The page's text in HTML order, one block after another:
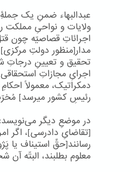
عبدالبهاء ضمنِ یک
ولایات و نواحیِ مملکت
اجرائاتِ قصاصیّه چون
مدار[منظور دولتِ
تحقیق و تعیینِ درجاتِ
اجرایِ مجازاتِ
دمکراتیک، معمولاً
رئیسِ کشور میرسد]
در موضعِ دیگر
[تقاضایِ دادرسی]، اگر
رسانند[حقِّ استیناف
معلوم بطلبند، البتّه